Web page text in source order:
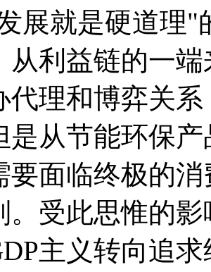
展就是硬道理"
从利益链的一
代理和博弈关
是从节能环保
要面临终极的
。受此思惟的
主义转向追